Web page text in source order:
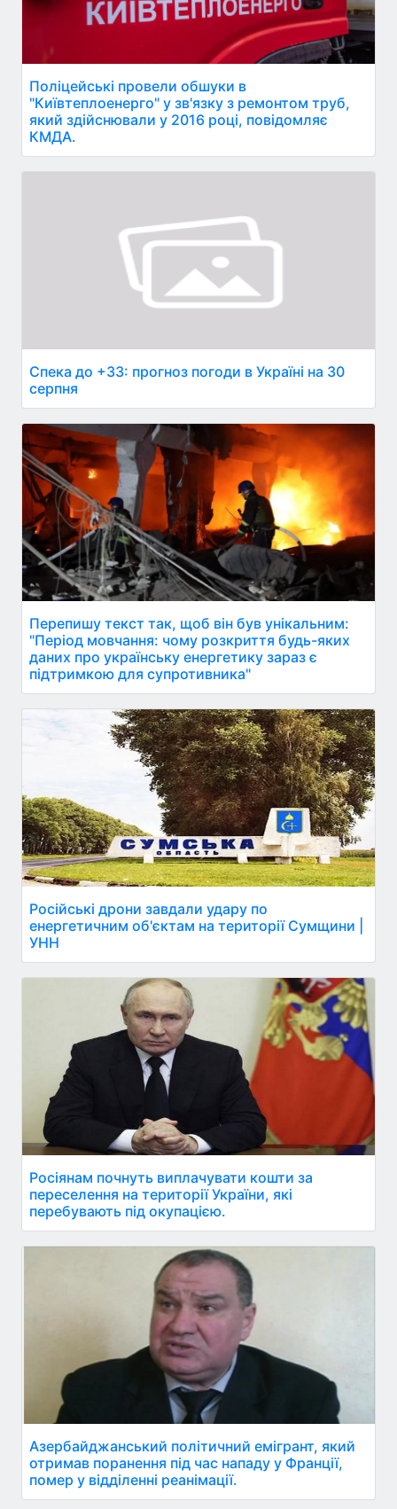
Поліцейські провели обшуки в
"Київтеплоенерго" у зв'язку з ремонтом труб,
який здійснювали у 2016 році, повідомляє
КМДА.
Спека до +33: прогноз погоди в Україні на 30
серпня
Перепишу текст так, щоб він був унікальним:
"Період мовчання: чому розкриття будь-яких
даних про українську енергетику зараз є
підтримкою для супротивника"
Російські дрони завдали удару по
енергетичним об'єктам на території Сумщини |
УНН
Росіянам почнуть виплачувати кошти за
переселення на території України, які
перебувають під окупацією.
Азербайджанський політичний емігрант, який
отримав поранення під час нападу у Франції,
помер у відділенні реанімації.